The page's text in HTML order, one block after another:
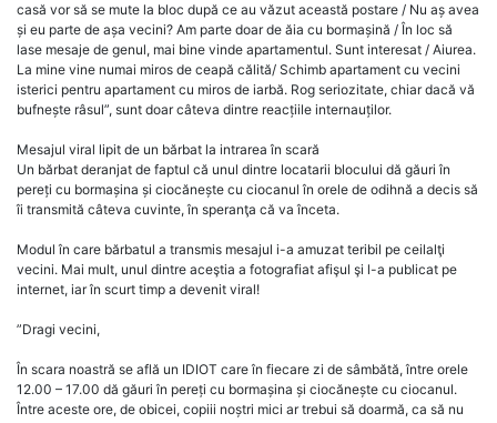
casă vor să se mute la bloc după ce au văzut această postare / Nu aș avea
și eu parte de așa vecini? Am parte doar de ăia cu bormașină / În loc să
lase mesaje de genul, mai bine vinde apartamentul. Sunt interesat / Aiurea.
La mine vine numai miros de ceapă călită/ Schimb apartament cu vecini
isterici pentru apartament cu miros de iarbă. Rog seriozitate, chiar dacă vă
bufnește râsul”, sunt doar câteva dintre reacțiile internauților.
Mesajul viral lipit de un bărbat la intrarea în scară
Un bărbat deranjat de faptul că unul dintre locatarii blocului dă găuri în
pereți cu bormașina și ciocănește cu ciocanul în orele de odihnă a decis să
îi transmită câteva cuvinte, în speranţa că va înceta.
Modul în care bărbatul a transmis mesajul i-a amuzat teribil pe ceilalţi
vecini. Mai mult, unul dintre aceştia a fotografiat afişul şi l-a publicat pe
internet, iar în scurt timp a devenit viral!
”Dragi vecini,
În scara noastră se află un IDIOT care în fiecare zi de sâmbătă, între orele
12.00 – 17.00 dă găuri în pereți cu bormașina și ciocănește cu ciocanul.
Între aceste ore, de obicei, copiii noștri mici ar trebui să doarmă, ca să nu